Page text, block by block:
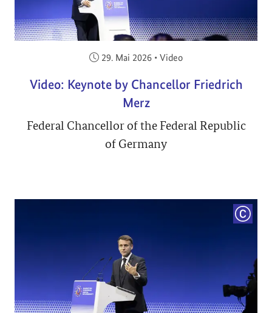
Veröffentlicht am:
29. Mai 2026 • Video
Video: Keynote by Chancellor Friedrich
Merz
Federal Chancellor of the Federal Republic
of Germany